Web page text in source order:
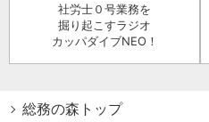
社労士０号業務を
掘り起こすラジオ
カッパダイブNEO！
総務の森トップ